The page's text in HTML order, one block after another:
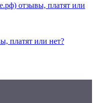
отзывы, платят или
платят или нет?